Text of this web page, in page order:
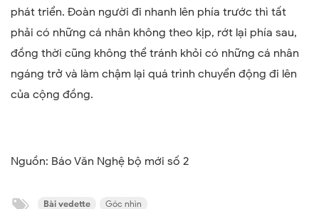
phát triển. Đoàn người đi nhanh lên phía trước thì tất
phải có những cá nhân không theo kịp, rớt lại phía sau,
đồng thời cũng không thể tránh khỏi có những cá nhân
ngáng trở và làm chậm lại quá trình chuyển động đi lên
của cộng đồng.
Nguồn: Báo Văn Nghệ bộ mới số 2
Bài vedette Góc nhìn